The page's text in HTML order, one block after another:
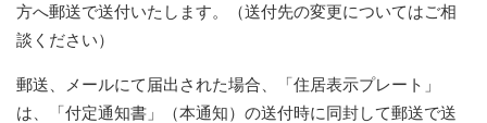
方へ郵送で送付いたします。（送付先の変更についてはご相
談ください）
郵送、メールにて届出された場合、「住居表示プレート」
は、「付定通知書」（本通知）の送付時に同封して郵送で送